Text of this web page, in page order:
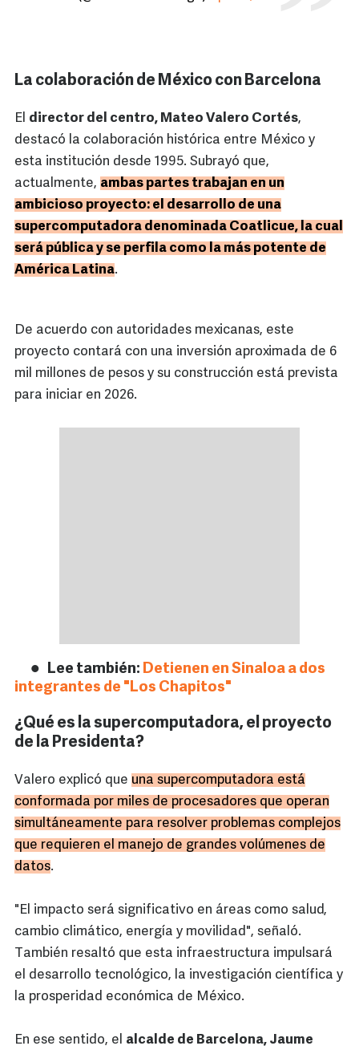
La colaboración de México con Barcelona
El director del centro, Mateo Valero Cortés,
destacó la colaboración histórica entre México y
esta institución desde 1995. Subrayó que,
actualmente, ambas partes trabajan en un
ambicioso proyecto: el desarrollo de una
supercomputadora denominada Coatlicue, la cual
será pública y se perfila como la más potente de
América Latina.
De acuerdo con autoridades mexicanas, este
proyecto contará con una inversión aproximada de 6
mil millones de pesos y su construcción está prevista
para iniciar en 2026.
Lee también: Detienen en Sinaloa a dos
integrantes de "Los Chapitos"
¿Qué es la supercomputadora, el proyecto
de la Presidenta?
Valero explicó que una supercomputadora está
conformada por miles de procesadores que operan
simultáneamente para resolver problemas complejos
que requieren el manejo de grandes volúmenes de
datos.
"El impacto será significativo en áreas como salud,
cambio climático, energía y movilidad", señaló.
También resaltó que esta infraestructura impulsará
el desarrollo tecnológico, la investigación científica y
la prosperidad económica de México.
En ese sentido, el alcalde de Barcelona, Jaume